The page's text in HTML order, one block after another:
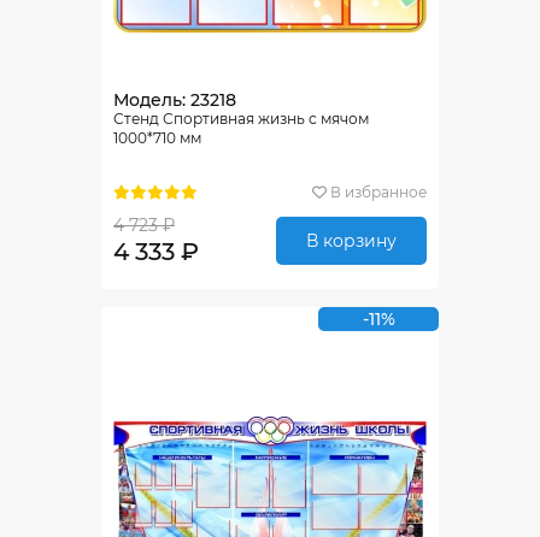
Модель: 23218
Стенд Спортивная жизнь с мячом
1000*710 мм
В избранное
4 723 ₽
4 333 ₽ В корзину
-11%